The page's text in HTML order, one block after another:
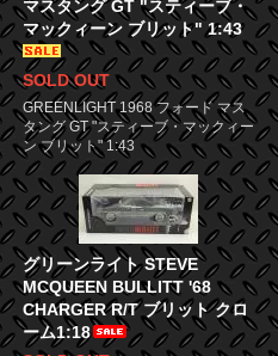
マスタング GT "スティーブ・
マックィーン ブリット" 1:43
SOLD OUT
GREENLIGHT 1968 フォード マス
タング GT "スティーブ・マックィー
ン ブリット" 1:43
グリーンライト STEVE
MCQUEEN BULLITT '68
CHARGER R/T ブリット クロ
ーム1:18